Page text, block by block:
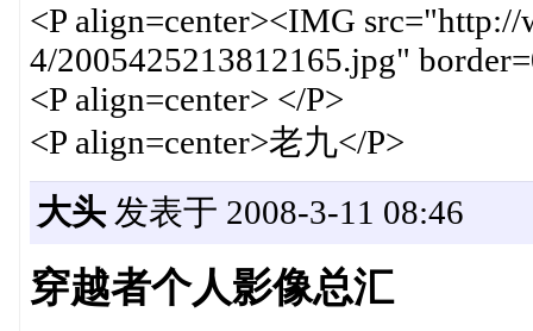
<P align=center><IMG
4/2005425213812165.jpg"
<P align=center> </P>
<P align=center>老九</P>
大头发表于 2008-3-11 08:46
穿越者个人影像总汇